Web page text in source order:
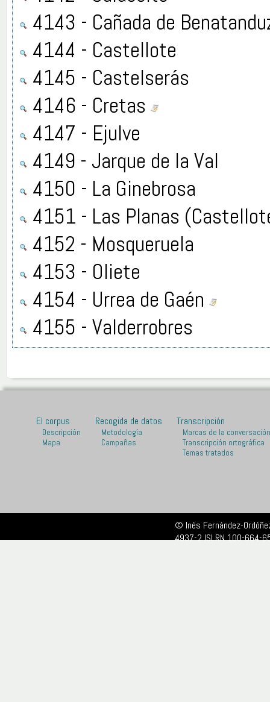
4143 - Cañada de
4144 - Castellote
4145 - Castelserás
4146 - Cretas
4147 - Ejulve
4149 - Jarque de la Val
4150 - La Ginebrosa
4151 - Las Planas
4152 - Mosqueruela
4153 - Oliete
4154 - Urrea de Gaén
4155 - Valderrobres
El corpus
Descripción
Mapa
Recogida de datos
Metodología
Campañas
Transcripción
Marcas de la conversación
Transcripción ortográfica
Temas tratados
© Inés Fernández-
4937-2 ISLRN 100-664-